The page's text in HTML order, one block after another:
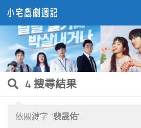
Skip to content
4 搜尋結果
依關鍵字 "裴晟佑".